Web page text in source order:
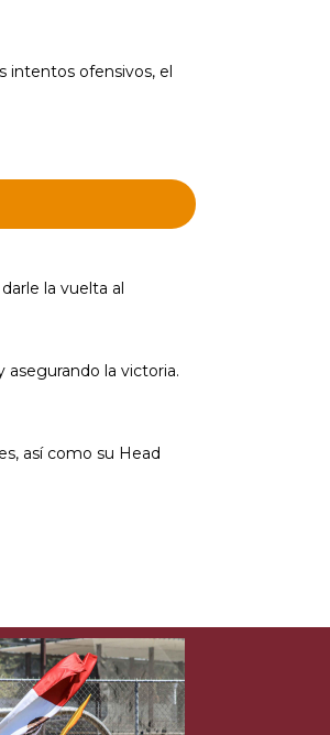
intentos ofensivos, el
la vuelta al
la victoria.
así como su Head